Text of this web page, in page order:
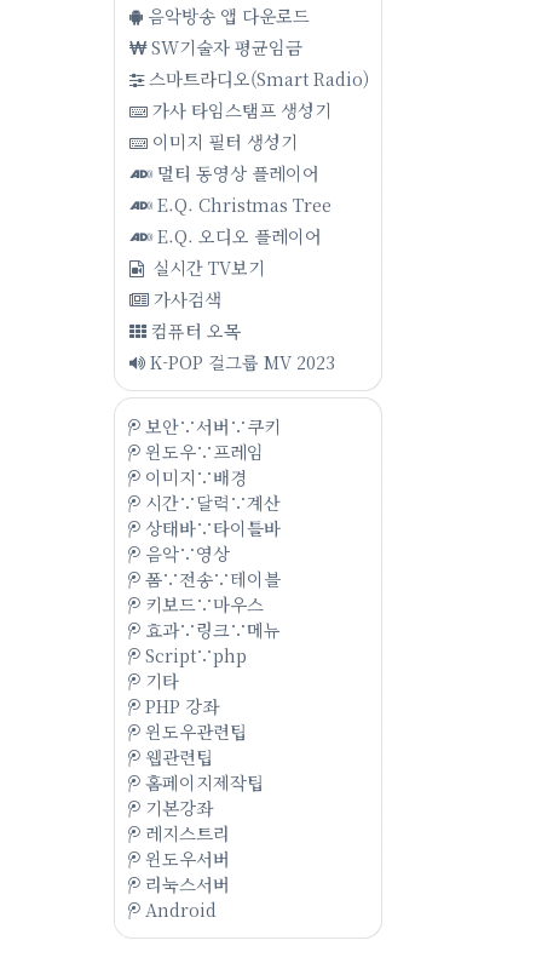
음악방송 앱 다운로드
SW기술자 평균임금
스마트라디오(Smart Radio)
가사 타임스탬프 생성기
이미지 필터 생성기
멀티 동영상 플레이어
E.Q. Christmas Tree
E.Q. 오디오 플레이어
실시간 TV보기
가사검색
컴퓨터 오목
K-POP 걸그룹 MV 2023
보안∵서버∵쿠키
윈도우∵프레임
이미지∵배경
시간∵달력∵계산
상태바∵타이틀바
음악∵영상
폼∵전송∵테이블
키보드∵마우스
효과∵링크∵메뉴
Script∵php
기타
PHP 강좌
윈도우관련팁
웹관련팁
홈페이지제작팁
기본강좌
레지스트리
윈도우서버
리눅스서버
Android